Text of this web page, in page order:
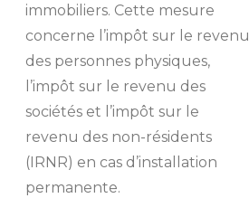
immobiliers. Cette mesure
concerne l’impôt sur le revenu
des personnes physiques,
l’impôt sur le revenu des
sociétés et l’impôt sur le
revenu des non-résidents
(IRNR) en cas d’installation
permanente.